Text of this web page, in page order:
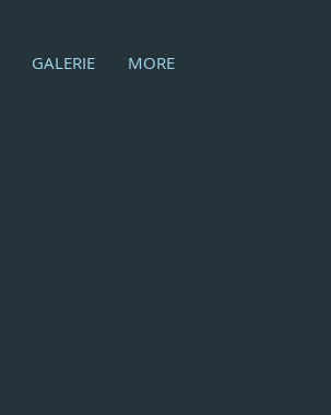
GALERIE MORE